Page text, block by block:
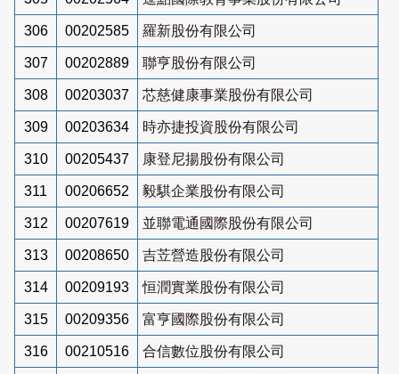
306 00202585 羅新股份有限公司
307 00202889 聯亨股份有限公司
308 00203037 芯慈健康事業股份有限公司
309 00203634 時亦捷投資股份有限公司
310 00205437 康登尼揚股份有限公司
311 00206652 毅騏企業股份有限公司
312 00207619 並聯電通國際股份有限公司
313 00208650 吉苙營造股份有限公司
314 00209193 恒潤實業股份有限公司
315 00209356 富亨國際股份有限公司
316 00210516 合信數位股份有限公司